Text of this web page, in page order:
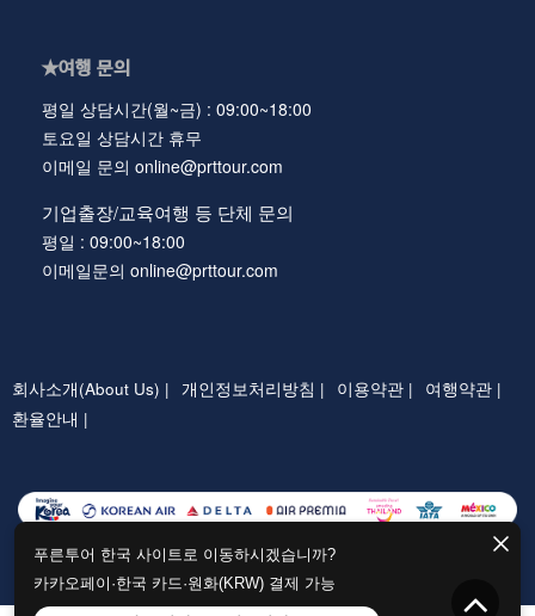
푸른투어 한국 사이트로 이동하시겠습니까?
카카오페이·한국 카드·원화(KRW) 결제 가능
★여행 문의
평일 상담시간(월~금) : 09:00~18:00
토요일 상담시간 휴무
이메일 문의 online@prttour.com
기업출장/교육여행 등 단체 문의
평일 : 09:00~18:00
이메일문의 online@prttour.com
회사소개(About Us) | 개인정보처리방침 | 이용약관 |
여행약관 |
환율안내 |